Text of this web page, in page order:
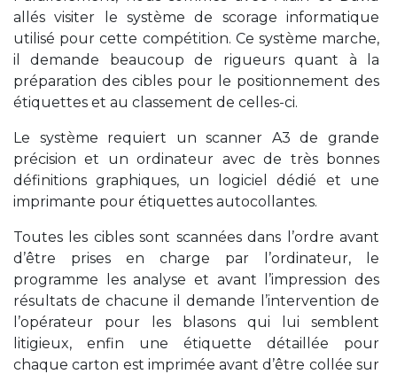
allés visiter le système de scorage informatique
utilisé pour cette compétition. Ce système marche,
il demande beaucoup de rigueurs quant à la
préparation des cibles pour le positionnement des
étiquettes et au classement de celles-ci.
Le système requiert un scanner A3 de grande
précision et un ordinateur avec de très bonnes
définitions graphiques, un logiciel dédié et une
imprimante pour étiquettes autocollantes.
Toutes les cibles sont scannées dans l’ordre avant
d’être prises en charge par l’ordinateur, le
programme les analyse et avant l’impression des
résultats de chacune il demande l’intervention de
l’opérateur pour les blasons qui lui semblent
litigieux, enfin une étiquette détaillée pour
chaque carton est imprimée avant d’être collée sur